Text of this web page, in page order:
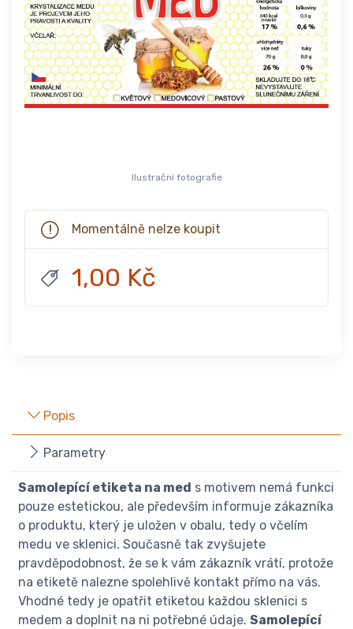
Ilustrační fotografie
Momentálně nelze koupit
1,00 Kč
Popis
Parametry
Samolepící etiketa na med s motivem nemá funkci
pouze estetickou, ale především informuje zákazníka
o produktu, který je uložen v obalu, tedy o včelím
medu ve sklenici. Současně tak zvyšujete
pravděpodobnost, že se k vám zákazník vrátí, protože
na etiketě nalezne spolehlivě kontakt přímo na vás.
Vhodné tedy je opatřit etiketou každou sklenici s
medem a doplnit na ni potřebné údaje. Samolepící